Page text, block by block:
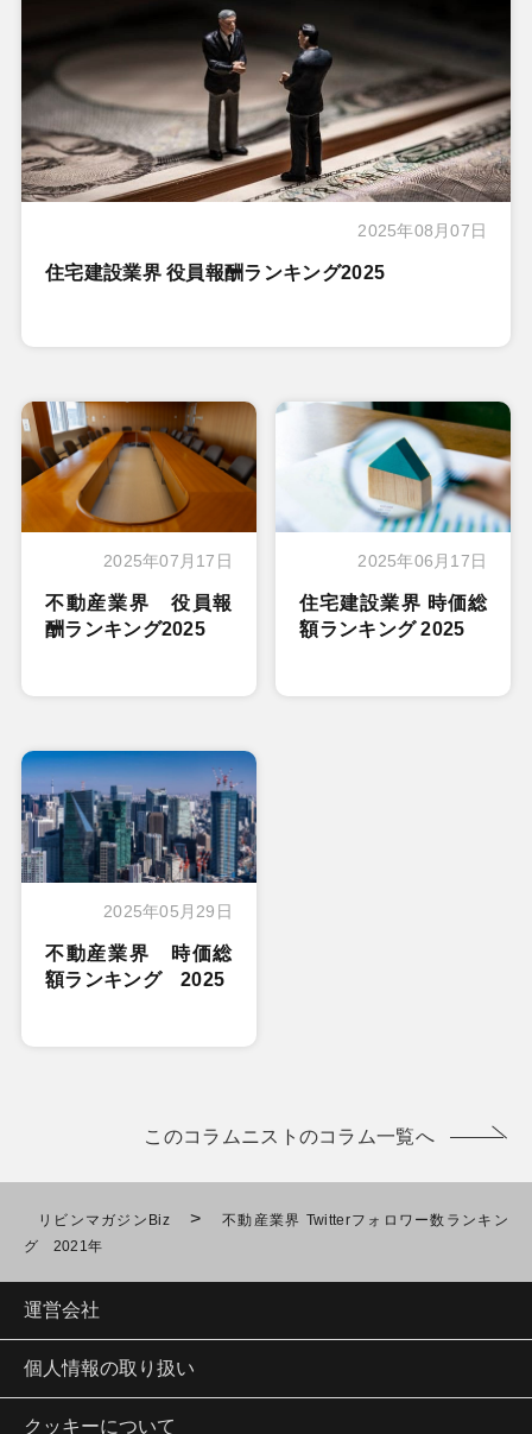
2025年08月07日
住宅建設業界 役員報酬ランキング2025
2025年07月17日
不動産業界 役員報
酬ランキング2025
2025年06月17日
住宅建設業界 時価総
額ランキング 2025
2025年05月29日
不動産業界 時価総
額ランキング 2025
このコラムニストのコラム一覧へ
リビンマガジンBiz >
不動産業界 Twitterフォロワー数ランキン
グ 2021年
運営会社
個人情報の取り扱い
クッキーについて